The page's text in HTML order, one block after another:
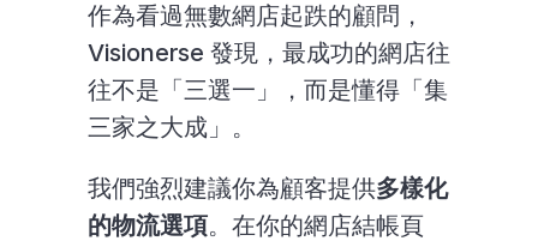
作為看過無數網店起跌的顧問，
Visionerse 發現，最成功的網店往
往不是「三選一」，而是懂得「集
三家之大成」。
我們強烈建議你為顧客提供多樣化
的物流選項。在你的網店結帳頁